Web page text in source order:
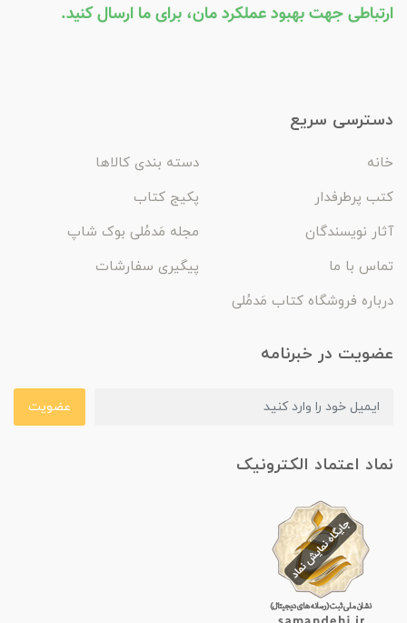
ارتباطی جهت بهبود عملکرد مان، برای ما ارسال کنید.
دسترسی سریع
خانه
دسته بندی کالاها
کتب پرطرفدار
پکیج کتاب
آثار نویسندگان
مجله مَدمُلی بوک شاپ
تماس با ما
پیگیری سفارشات
درباره فروشگاه کتاب مَدمُلی
عضویت در خبرنامه
عضویت
نماد اعتماد الکترونیک